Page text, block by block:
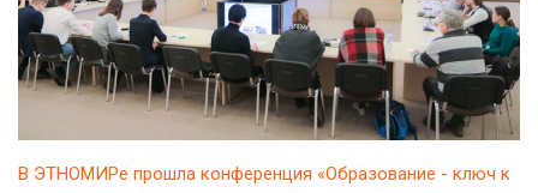
В ЭТНОМИРе прошла конференция «Образование - ключ к